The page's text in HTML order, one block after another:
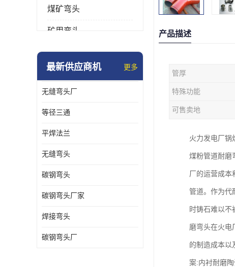
煤矿弯头
矿用弯头
冲压弯头
热压弯头
镀锌弯头
最新供应商机 更多
无缝弯头厂
等径三通
平焊法兰
无缝弯头
碳钢弯头
碳钢弯头厂家
焊接弯头
碳钢弯头厂
产品描述
管厚
特殊功能
可售卖地
火力发电厂锅
煤粉管道耐磨
厂的运营成本
管道。作为代
时铸石难以
磨弯头在火电
的制造成本以
案:内衬耐磨